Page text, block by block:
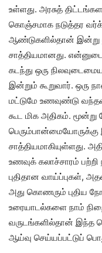
உள்ளது. அரசுத்
கொஞ்சமாக நடுத்தர
ஆண்டுகளில்தான் இன்று
சாத்தியமானது.
கடந்து ஒரு
இன்றும் கூறுவார். ஒரு
மட்டுமே உணவுண்டு
கூட மிக அதிகம்.
சாத்தியமாகியுள்ளது.
உணவுக் கலாச்சாரம்
புதிதான வாய்ப்புகள்,
அது கொணரும் புதிய
உரையாடல்களை நாம்
வருடங்களில்தான் இந்த
ஆய்வு செய்யப்பட்டுப்